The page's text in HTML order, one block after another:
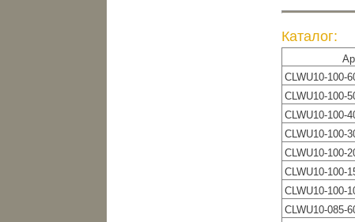
Каталог:
CLWU10-100-
CLWU10-100-
CLWU10-100-
CLWU10-100-
CLWU10-100-
CLWU10-100-
CLWU10-100-
CLWU10-085-